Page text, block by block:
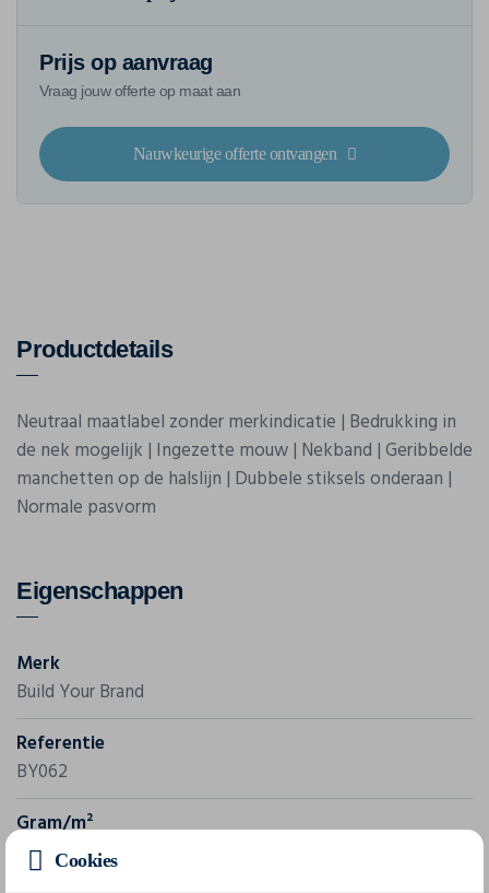
Prijs op aanvraag
Vraag jouw offerte op maat aan
Nauwkeurige offerte ontvangen
Productdetails
Neutraal maatlabel zonder merkindicatie | Bedrukking in
de nek mogelijk | Ingezette mouw | Nekband | Geribbelde
manchetten op de halslijn | Dubbele stiksels onderaan |
Normale pasvorm
Eigenschappen
Merk
Build Your Brand
Referentie
BY062
Gram/m²
140 g/m²
Cookies